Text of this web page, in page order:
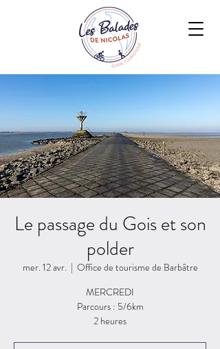
Le passage du Gois et son
polder
mer. 12 avr.
  |
Office de tourisme de Barbâtre
MERCREDI
Parcours : 5/6km
2 heures